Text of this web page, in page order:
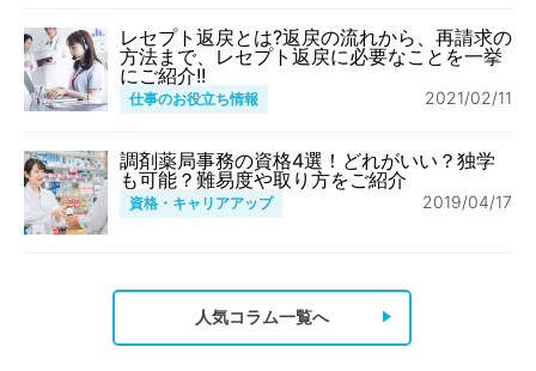
レセプト返戻とは?返戻の流れから、再請求の
方法まで、レセプト返戻に必要なことを一挙
にご紹介!!
仕事のお役立ち情報 2021/02/11
調剤薬局事務の資格4選！どれがいい？独学
も可能？難易度や取り方をご紹介
資格・キャリアアップ 2019/04/17
人気コラム一覧へ